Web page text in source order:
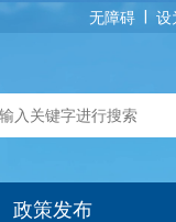
无障碍 设
政策发布